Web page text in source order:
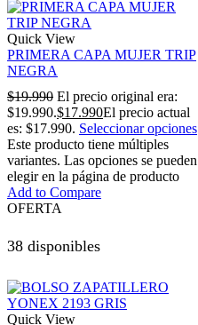
Quick View
PRIMERA CAPA MUJER TRIP
NEGRA
$19.990 El precio original era:
$19.990.$17.990El precio actual
es: $17.990. Seleccionar opciones
Este producto tiene múltiples
variantes. Las opciones se pueden
elegir en la página de producto
Add to Compare
OFERTA
38 disponibles
Quick View